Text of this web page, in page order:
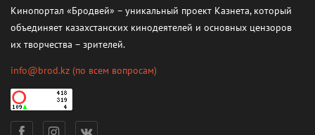
Кинопортал «Бродвей» – уникальный проект Казнета, который
объединяет казахстанских кинодеятелей и основных цензоров
их творчества – зрителей.
info@brod.kz (по всем вопросам)